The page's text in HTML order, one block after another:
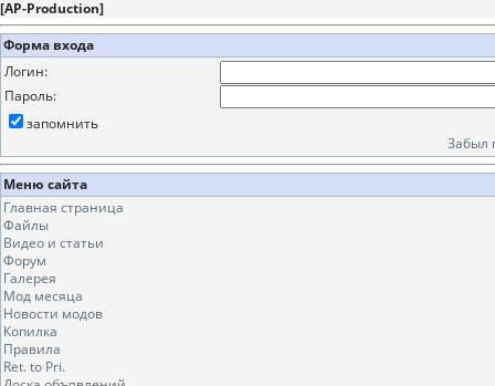
[AP-Production]
Форма входа
Логин:
Пароль:
запомнить
Забыл
Меню сайта
Главная страница
Файлы
Видео и статьи
Форум
Галерея
Мод месяца
Новости модов
Копилка
Правила
Ret. to Pri.